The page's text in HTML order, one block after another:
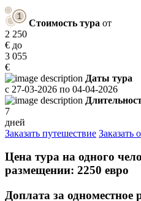
Стоимость тура от
2 250
€ до
3 055
€
Даты тура
с 27-03-2026 по 04-04-2026
7
дней
Заказать путешествие Заказать
Цена тура на одного
размещении: 2250 евро
Доплата за одноместное